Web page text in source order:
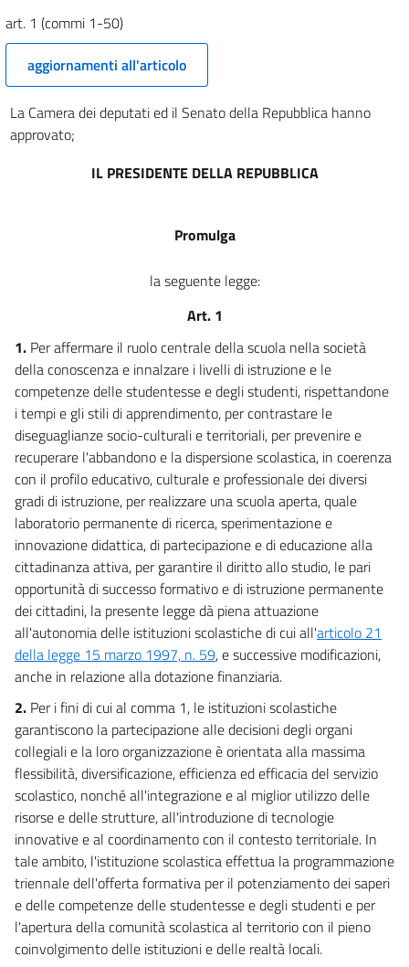
art. 1 (commi 1-50)
aggiornamenti all'articolo
La Camera dei deputati ed il Senato della Repubblica hanno
approvato;
IL PRESIDENTE DELLA REPUBBLICA
Promulga
la seguente legge:
Art. 1
1. Per affermare il ruolo centrale della scuola nella società
della conoscenza e innalzare i livelli di istruzione e le
competenze delle studentesse e degli studenti, rispettandone
i tempi e gli stili di apprendimento, per contrastare le
diseguaglianze socio-culturali e territoriali, per prevenire e
recuperare l'abbandono e la dispersione scolastica, in coerenza
con il profilo educativo, culturale e professionale dei diversi
gradi di istruzione, per realizzare una scuola aperta, quale
laboratorio permanente di ricerca, sperimentazione e
innovazione didattica, di partecipazione e di educazione alla
cittadinanza attiva, per garantire il diritto allo studio, le pari
opportunità di successo formativo e di istruzione permanente
dei cittadini, la presente legge dà piena attuazione
all'autonomia delle istituzioni scolastiche di cui all'articolo 21
della legge 15 marzo 1997, n. 59, e successive modificazioni,
anche in relazione alla dotazione finanziaria.
2. Per i fini di cui al comma 1, le istituzioni scolastiche
garantiscono la partecipazione alle decisioni degli organi
collegiali e la loro organizzazione è orientata alla massima
flessibilità, diversificazione, efficienza ed efficacia del servizio
scolastico, nonché all'integrazione e al miglior utilizzo delle
risorse e delle strutture, all'introduzione di tecnologie
innovative e al coordinamento con il contesto territoriale. In
tale ambito, l'istituzione scolastica effettua la programmazione
triennale dell'offerta formativa per il potenziamento dei saperi
e delle competenze delle studentesse e degli studenti e per
l'apertura della comunità scolastica al territorio con il pieno
coinvolgimento delle istituzioni e delle realtà locali.